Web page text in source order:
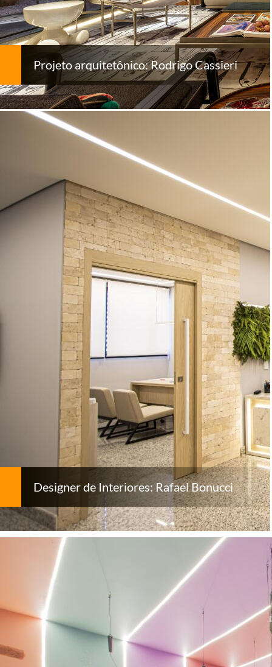
Projeto arquitetônico: Rodrigo Cassieri
Designer de Interiores: Rafael Bonucci